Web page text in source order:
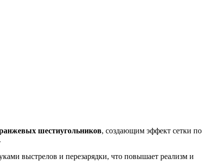
шестиугольников, создающим эффект сетки по
выстрелов и перезарядки, что повышает реализм и